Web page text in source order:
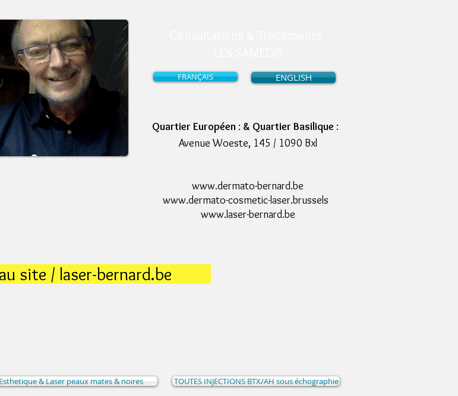
FRANÇAIS ENGLISH
Quartier Européen : & Quartier Basilique :
Avenue Woeste, 145 / 1090 Bxl
www.dermato-bernard.be
www.dermato-cosmetic-laser.brussels
www.laser-bernard.be
site / laser-bernard.be
Esthetique & Laser peaux mates & noires TOUTES INJECTIONS BTX/AH sous échographie